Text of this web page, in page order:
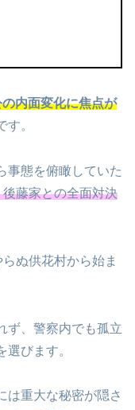
内面変化に焦点が
。
事態を俯瞰していた
後藤家との全面対決
ぬ供花村から始ま
ず、警察内でも孤立
選びます。
は重大な秘密が隠さ